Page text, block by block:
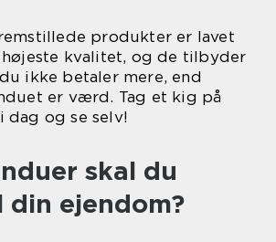
produkter er lavet
kvalitet, og de tilbyder
ikke betaler mere, end
er værd. Tag et kig på
dag og se selv!
skal du
ejendom?